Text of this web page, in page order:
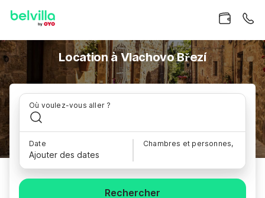
Location à Vlachovo Březí
Où voulez-vous aller ?
Date
Ajouter des dates
Chambres et personnes,
Rechercher